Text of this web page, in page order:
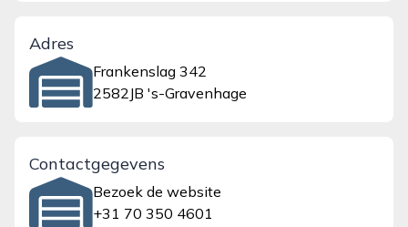
Adres
Frankenslag 342
2582JB 's-Gravenhage
Contactgegevens
Bezoek de website
+31 70 350 4601